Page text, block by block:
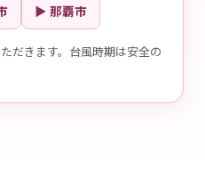
▶ 那覇市
だきます。台風時期は安全の